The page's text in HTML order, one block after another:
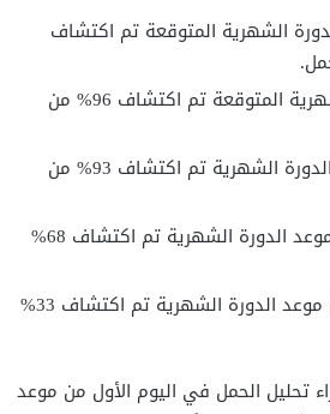
الشهرية المتوقعة تم اكتشاف
في يوم الدورة الشهرية المتوقعة تم اكتشاف 96% من
قبل يوم من موعد الدورة الشهرية تم اكتشاف 93% من
قبل ثلاثة أيام من موعد الدورة الشهرية تم اكتشاف 68%
قبل خمسة أيام من موعد الدورة الشهرية تم اكتشاف 33%
تحليل الحمل في اليوم الأول من موعد